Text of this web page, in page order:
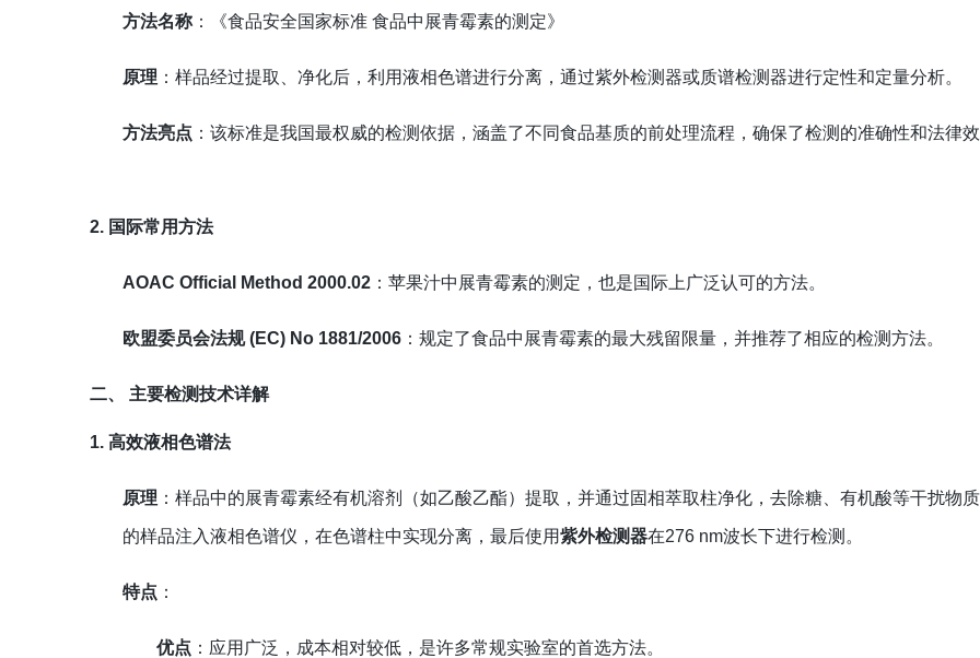
方法名称：《食品安全国家标准 食品中展青霉素的测定》
原理 ：样品经过提取、净化后，利用液相色谱进行分离，通过紫外检测器或质谱检测器进行定性和定量分析。
方法亮点 ：该标准是我国最权威的检测依据，涵盖了不同食品基质的前处理流程，确保了检测的准确性和法律效
2. 国际常用方法
AOAC Official Method 2000.02 ：苹果汁中展青霉素的测定，也是国际上广泛认可的方法。
欧盟委员会法规 (EC) No 1881/2006 ：规定了食品中展青霉素的最大残留限量，并推荐了相应的检测方法。
二、 主要检测技术详解
1. 高效液相色谱法
原理 ：样品中的展青霉素经有机溶剂（如乙酸乙酯）提取，并通过固相萃取柱净化，去除糖、有机酸等干扰物
的样品注入液相色谱仪，在色谱柱中实现分离，最后使用紫外检测器在276 nm波长下进行检测。
特点 ：
优点 ：应用广泛，成本相对较低，是许多常规实验室的首选方法。